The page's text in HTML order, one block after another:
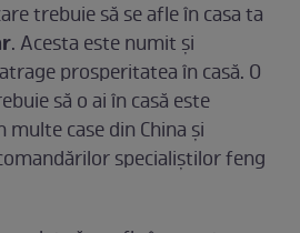
trebuie să se afle în casa ta
. Acesta este numit și
prosperitatea în casă. O
să o ai în casă este
multe case din China și
specialiștilor feng